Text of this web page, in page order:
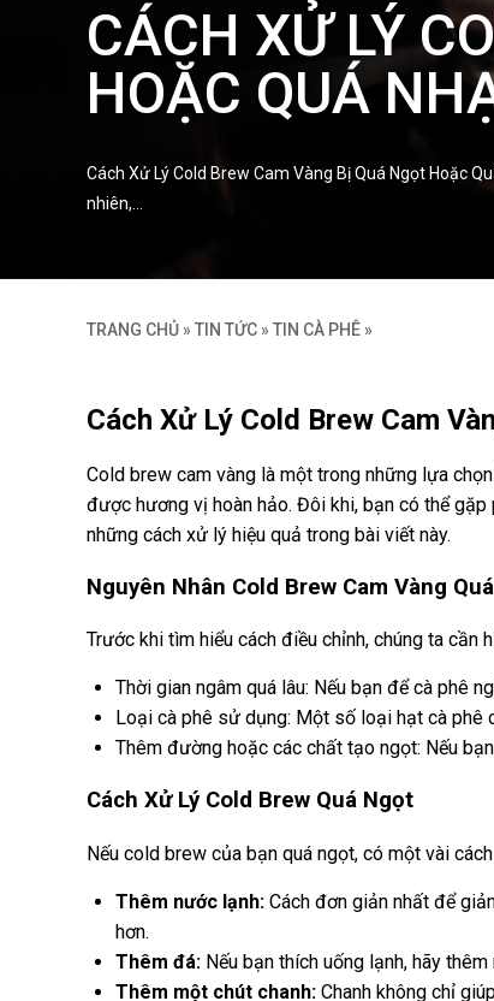
CÁCH XỬ LÝ
HOẶC QUÁ
Cách Xử Lý Cold Brew Cam Vàng Bị Quá Ngọt Hoặc
nhiên,…
TRANG CHỦ » TIN TỨC » TIN CÀ PHÊ »
Cách Xử Lý Cold Brew Cam
Cold brew cam vàng là một trong những lựa
được hương vị hoàn hảo. Đôi khi, bạn có thể
những cách xử lý hiệu quả trong bài viết này.
Nguyên Nhân Cold Brew Cam Vàng
Trước khi tìm hiểu cách điều chỉnh, chúng ta cần
Thời gian ngâm quá lâu: Nếu bạn để cà phê
Loại cà phê sử dụng: Một số loại hạt cà phê
Thêm đường hoặc các chất tạo ngọt: Nếu
Cách Xử Lý Cold Brew Quá Ngọt
Nếu cold brew của bạn quá ngọt, có một vài
Thêm nước lạnh: Cách đơn giản nhất để
hơn.
Thêm đá: Nếu bạn thích uống lạnh, hãy
Thêm một chút chanh: Chanh không chỉ